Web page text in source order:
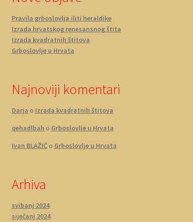
Pravila grboslovlja iliti heraldike
Izrada hrvatskog renesansnog štita
Izrada kvadratnih štitova
Grboslovlje u Hrvata
Najnoviji komentari
Darja o Izrada kvadratnih štitova
qehadlbah o Grboslovlje u Hrvata
Ivan BLAŽIĆo Grboslovlje u Hrvata
Arhiva
svibanj 2024
siječanj 2024